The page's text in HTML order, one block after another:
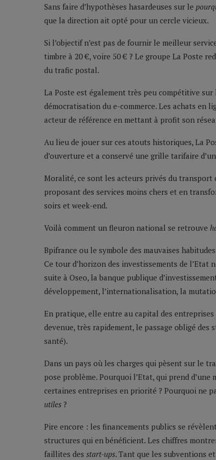
Sans faire d’hypothèses hasardeuses sur le
que la direction ait opté pour un cercle vicieux.
Si l’objectif n’est pas de fournir le meilleur
timbre à 20 €, voire 50 € ? Le groupe La Poste
du trafic postal.
La Poste est également très peu compétitive
démocratisation du e-commerce. Les achats en
acteur de référence en mettant à profit son
Au lieu de jouer sur ces atouts historiques, La
d’ouverture et a conservé une grille tarifaire
Moralité, ce sont les acteurs privés du transport
proposant des services moins chers et en
soirs et week-end.
Voilà comment un fleuron national se retrouve
Bpifrance ou le symbole des mauvaises habitudes
Ce tour d’horizon des investissements de l’Etat
suite à Oseo, la banque publique
développement, l’internationalisation, la
En pratique, elle entre au capital des
devenue, très rapidement, le passage obligé
santé).
Dans un pays où les charges qui pèsent sur le
pose problème. Pourquoi l’Etat, qui prend
certaines entreprises en priorité ? Pourquoi ne
utiles ?
Pire encore : les financements publics se
structures qui en bénéficient. Les chiffres
faillites des start-ups. Tant que les subventions